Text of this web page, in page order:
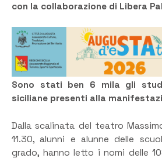
con la collaborazione di Libera
Sono stati ben 6 mila gli
siciliane presenti alla
Dalla scalinata del teatro
11.30, alunni e alunne delle
grado, hanno letto i nomi delle